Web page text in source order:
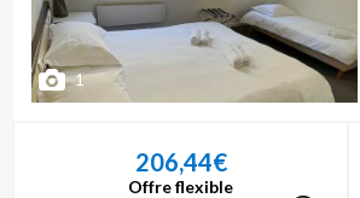
1
206,44€
Offre flexible